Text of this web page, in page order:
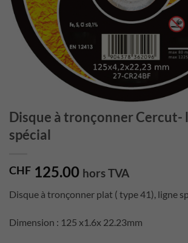
Disque à tronçonner Cercut-
spécial
CHF 125.00 hors TVA
Disque à tronçonner plat ( type 41), ligne
Dimension : 125 x1.6x 22.23mm